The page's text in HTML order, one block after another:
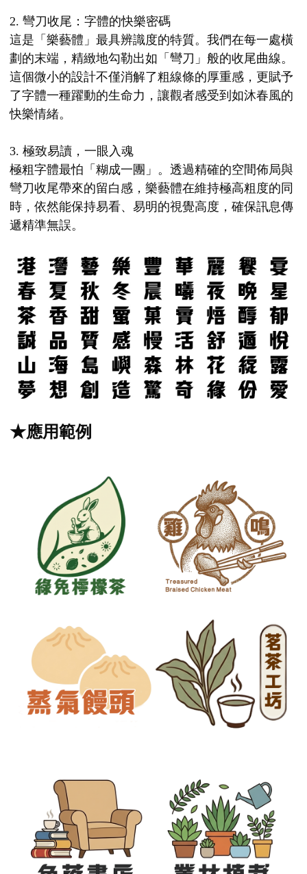
2. 彎刀收尾：字體的快樂密碼
這是「樂藝體」最具辨識度的特質。我們在每一處橫
劃的末端，精緻地勾勒出如「彎刀」般的收尾曲線。
這個微小的設計不僅消解了粗線條的厚重感，更賦予
了字體一種躍動的生命力，讓觀者感受到如沐春風的
快樂情緒。
3. 極致易讀，一眼入魂
極粗字體最怕「糊成一團」。透過精確的空間佈局與
彎刀收尾帶來的留白感，樂藝體在維持極高粗度的同
時，依然能保持易看、易明的視覺高度，確保訊息傳
遞精準無誤。
★應用範例